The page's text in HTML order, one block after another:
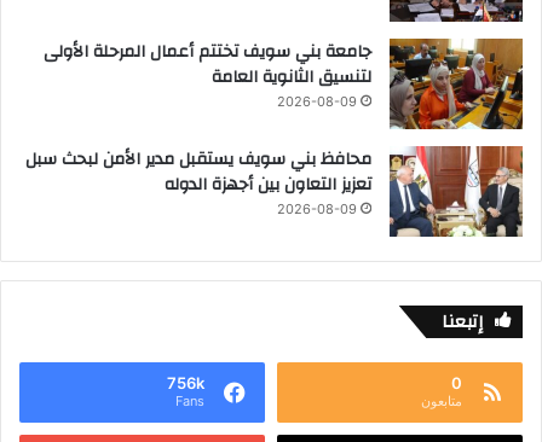
جامعة بني سويف تختتم أعمال المرحلة الأولى
لتنسيق الثانوية العامة
2026-08-09
محافظ بني سويف يستقبل مدير الأمن لبحث سبل
تعزيز التعاون بين أجهزة الدوله
2026-08-09
إتبعنا
0
متابعون
756k
Fans